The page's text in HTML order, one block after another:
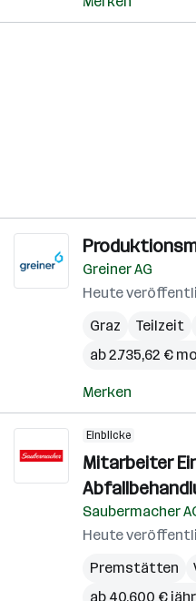
Greiner AG
Heute
Graz
Teilzeit
ab 2.735,62 €
Merken
Einblicke
Mitarbeiter
Saubermacher
Heute
Premstätten
ab 40.600 €